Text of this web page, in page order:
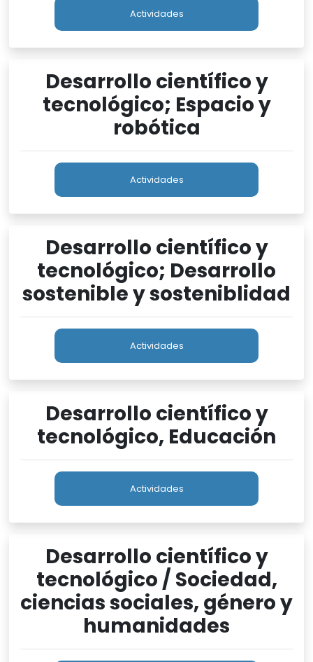
Actividades
Desarrollo científico y
tecnológico; Espacio y
robótica
Actividades
Desarrollo científico y
tecnológico; Desarrollo
sostenible y sosteniblidad
Actividades
Desarrollo científico y
tecnológico, Educación
Actividades
Desarrollo científico y
tecnológico / Sociedad,
ciencias sociales, género y
humanidades